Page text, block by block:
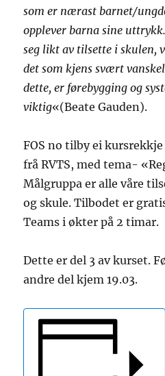
som er nærast barnet/
opplever barna sine
seg likt av tilsette i skulen,
det som kjens svært
dette, er førebygging og
viktig«(Beate Gauden).
FOS no tilby ei kursrekkje
frå RVTS, med tema-
Målgruppa er alle våre
og skule. Tilbodet er
Teams i økter på 2 timar.
Dette er del 3 av kurset.
andre del kjem 19.03.